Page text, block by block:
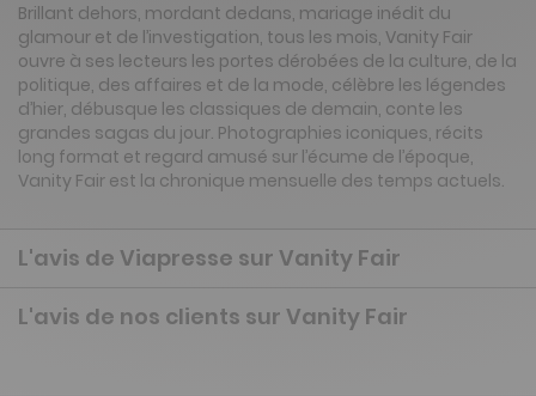
Brillant dehors, mordant dedans, mariage inédit du
glamour et de l’investigation, tous les mois, Vanity Fair
ouvre à ses lecteurs les portes dérobées de la culture, de la
politique, des affaires et de la mode, célèbre les légendes
d’hier, débusque les classiques de demain, conte les
grandes sagas du jour. Photographies iconiques, récits
long format et regard amusé sur l’écume de l’époque,
Vanity Fair est la chronique mensuelle des temps actuels.
L'avis de Viapresse sur Vanity Fair
L'avis de nos clients sur Vanity Fair